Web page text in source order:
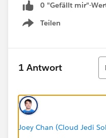
0 "Gefällt mir"-
Teilen
Show menu
1 Antwort
Joey Chan (Cloud Jedi